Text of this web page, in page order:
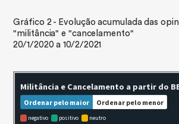
Gráfico 2 - Evolução acumulada das
"militância" e "cancelamento"
20/1/2020 a 10/2/2021